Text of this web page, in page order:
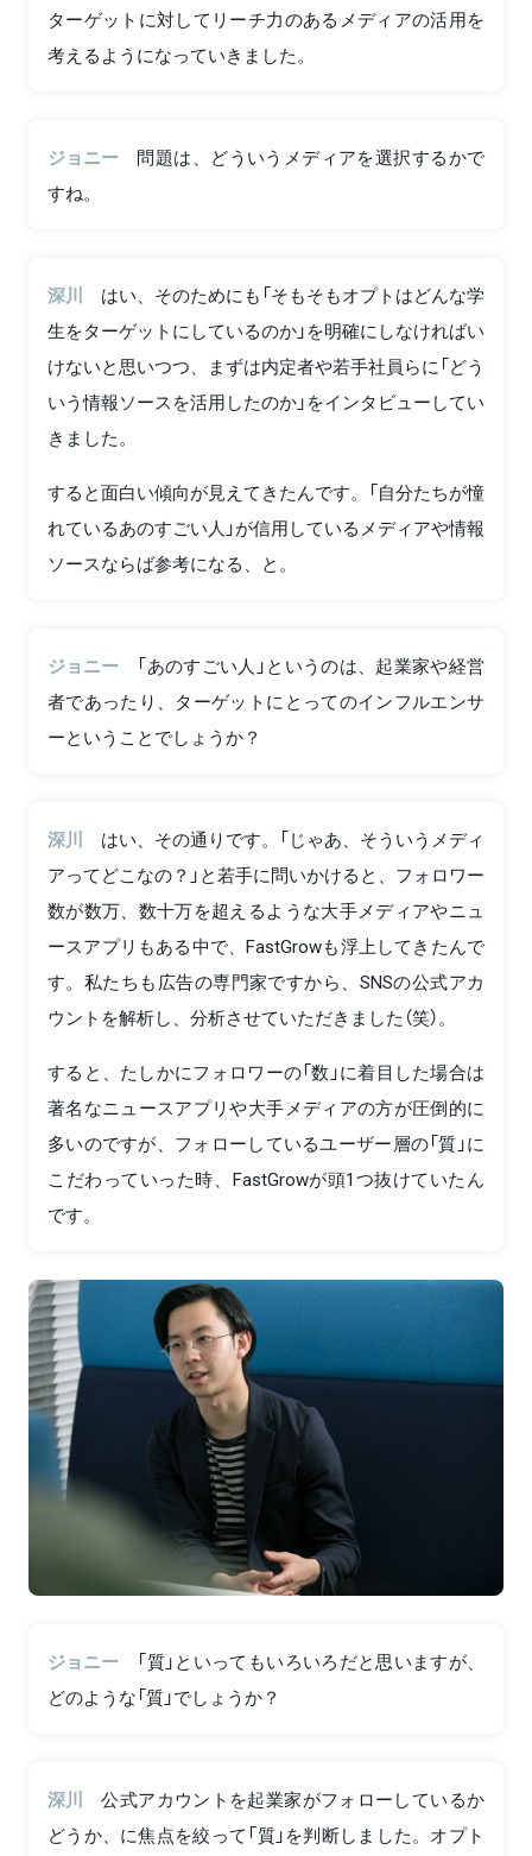
ターゲットに対してリーチ力のあるメディアの活用を
考えるようになっていきました。
ジョニー
問題は、どういうメディアを選択するかで
すね。
深川
はい、そのためにも「そもそもオプトはどんな学
生をターゲットにしているのか」を明確にしなければい
けないと思いつつ、まずは内定者や若手社員らに「どう
いう情報ソースを活用したのか」をインタビューしてい
きました。
すると面白い傾向が見えてきたんです。「自分たちが憧
れているあのすごい人」が信用しているメディアや情報
ソースならば参考になる、と。
ジョニー
「あのすごい人」というのは、起業家や経営
者であったり、ターゲットにとってのインフルエンサ
ーということでしょうか？
深川
はい、その通りです。「じゃあ、そういうメディ
アってどこなの？」と若手に問いかけると、フォロワー
数が数万、数十万を超えるような大手メディアやニュ
ースアプリもある中で、FastGrowも浮上してきたんで
す。私たちも広告の専門家ですから、SNSの公式アカ
ウントを解析し、分析させていただきました（笑）。
すると、たしかにフォロワーの「数」に着目した場合は
著名なニュースアプリや大手メディアの方が圧倒的に
多いのですが、フォローしているユーザー層の「質」に
こだわっていった時、FastGrowが頭1つ抜けていたん
です。
ジョニー
「質」といってもいろいろだと思いますが、
どのような「質」でしょうか？
深川
公式アカウントを起業家がフォローしているか
どうか、に焦点を絞って「質」を判断しました。オプト